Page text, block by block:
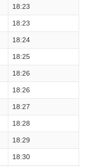
18:23
18:23
18:24
18:25
18:26
18:26
18:27
18:28
18:29
18:30